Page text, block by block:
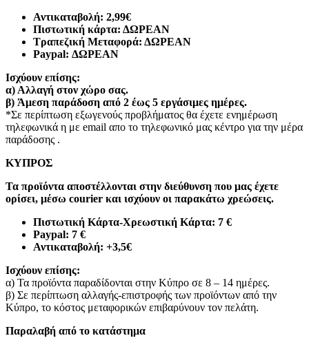
Αντικαταβολή: 2,99€
Πιστωτική κάρτα: ΔΩΡΕΑΝ
Τραπεζική Μεταφορά: ΔΩΡΕΑΝ
Paypal: ΔΩΡΕΑΝ
Ισχύουν επίσης:
α) Αλλαγή στον χώρο σας.
β) Άμεση παράδοση από 2 έως 5 εργάσιμες ημέρες.
*Σε περίπτωση εξωγενούς προβλήματος θα έχετε ενημέρωση
τηλεφωνικά η με email απο το τηλεφωνικό μας κέντρο για την μέρα
παράδοσης .
ΚΥΠΡΟΣ
Τα προϊόντα αποστέλλονται στην διεύθυνση που μας έχετε
ορίσει, μέσω courier και ισχύουν οι παρακάτω χρεώσεις.
Πιστωτική Κάρτα-Χρεωστική Κάρτα: 7 €​
Paypal: 7 €
Αντικαταβολή: +3,5€
Ισχύουν επίσης:
α) Τα προϊόντα παραδίδονται στην Κύπρο σε 8 – 14 ημέρες.
β) Σε περίπτωση αλλαγής-επιστροφής των προϊόντων από την
Κύπρο, το κόστος μεταφορικών επιβαρύνουν τον πελάτη.
Παραλαβή από το κατάστημα